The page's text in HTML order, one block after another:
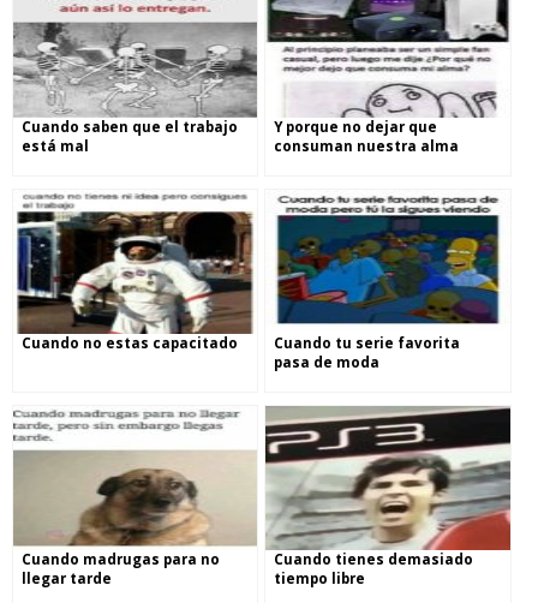
Cuando saben que el trabajo
está mal
Y porque no dejar que
consuman nuestra alma
Cuando no estas capacitado
Cuando tu serie favorita
pasa de moda
Cuando madrugas para no
llegar tarde
Cuando tienes demasiado
tiempo libre